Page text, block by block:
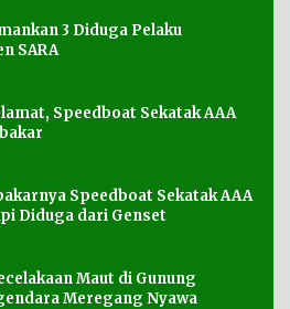
3 Diduga Pelaku
SARA
Speedboat Sekatak AAA
Speedboat Sekatak AAA
Diduga dari Genset
Maut di Gunung
Meregang Nyawa